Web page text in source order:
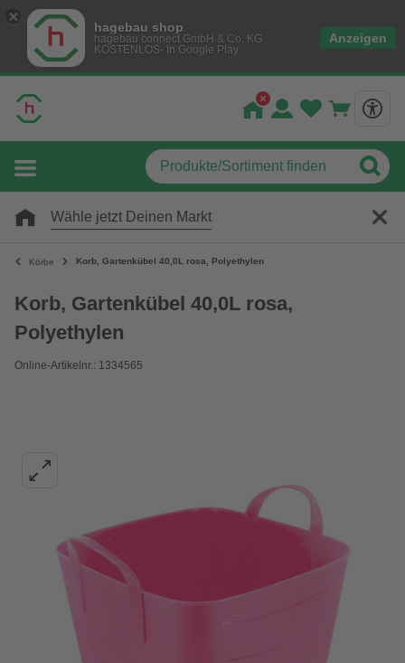
hagebau shop
hagebau connect GmbH & Co. KG
KOSTENLOS- In Google Play
Anzeigen
Wähle jetzt Deinen Markt
Körbe Korb, Gartenkübel 40,0L rosa, Polyethylen
Korb, Gartenkübel 40,0L rosa,
Polyethylen
Online-Artikelnr.: 1334565